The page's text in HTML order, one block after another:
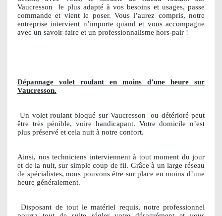
Vaucresson
le plus adapté à vos besoins et usages, passe
commande et vient le poser. Vous l’aurez compris, notre
entreprise intervient n’importe quand et vous accompagne
avec un savoir-faire et un professionnalisme hors-pair !
Dépannage volet roulant en moins d’une heure sur
Vaucresson.
Un volet roulant bloqué sur Vaucresson
ou détérioré peut
être très pénible, voire handicapant. Votre domicile n’est
plus préservé et cela nuit à notre confort.
Ainsi, nos techniciens interviennent à tout moment du jour
et de la nuit, sur simple coup de fil. Grâce à un large réseau
de spécialistes, nous pouvons être sur place en moins d’une
heure généralement.
Disposant de tout le matériel requis, notre professionnel